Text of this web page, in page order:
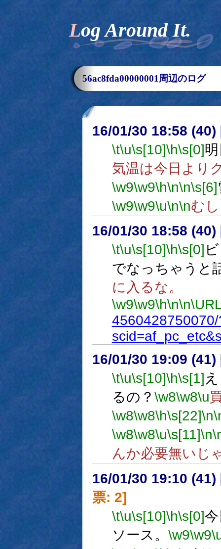
Log Around It.
56ac8fda00000001周辺のログ
16/01/30 18:58 (40)
\t\u\s[10]\h\s[0]
気温は今日より
\w9\w9\h\n\n\s[6]
\w9\w9\u\n\nむ
16/01/30 18:58 (40)
\t\u\s[10]\h\s[0]
でなっちゃうと
に入るな。
\w9\w9\h\n\n
16/01/30 19:09 (41)
\t\u\s[10]\h\s[1]
るの？ \w8\w8\u
\w8\w8\h\s[22]\n
\w8\w8\u\s[11]\n
んか必要無いじ
16/01/30 19:10 (41)
票: 2]
\t\u\s[10]\h\s[0]
ソース。 \w9\w9